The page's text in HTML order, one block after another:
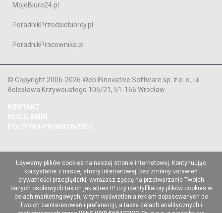
MojeBiuro24.pl
PoradnikPrzedsiebiorcy.pl
PoradnikPracownika.pl
© Copyright 2006-2026 Web INnovative Software sp. z o. o., ul.
Bolesława Krzywoustego 105/21, 51-166 Wrocław
KONTAKT
REGULAMIN
POLITYKA PRYWATNOŚCI
Używamy plików cookies na naszej stronie internetowej. Kontynuując
korzystanie z naszej strony internetowej, bez zmiany ustawień
prywatności przeglądarki, wyrażasz zgodę na przetwarzanie Twoich
danych osobowych takich jak adres IP czy identyfikatory plików cookies w
celach marketingowych, w tym wyświetlania reklam dopasowanych do
Twoich zainteresowań i preferencji, a także celach analitycznych i